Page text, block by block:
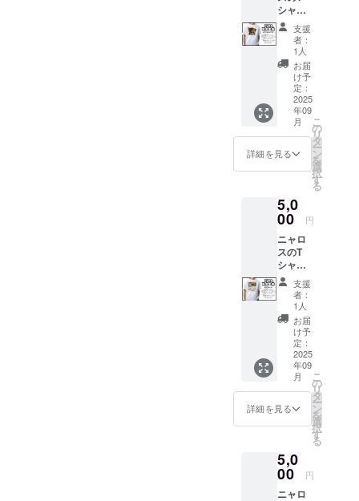
びを届けて
います。
保護猫活動
と食の取り
組み、その
両輪を大切
にしなが
ら、安心し
て暮らせる
誰かの心を
癒す一皿を
これからも
形にしてい
きます。
ジタル
写真
（ダウ
ンロー
ド形
式） お
届け方
法：
メール
または
LINEに
てお送
援者限
定の、
とって
おきの
猫たち
の日常
写真を
厳選！
「あり
がと
う」の
気持ち
を、猫
たちの
表情に
込め
て。
え、本
当にあ
シャツ
で、さ
りげな
く猫支
援。 愛
猫「ル
ンちゃ
ん（生
後2週間
頃）」
の写真
を使っ
たオリ
シャツ
です。
グッズ
として
楽しみ
なが
ら、売
上は猫
たちの
生活費
や保護
活動資
金に使
わせて
いただ
きま
す。 サ
イズ：S
ニセッ
クス）
素材：
綿100％
支援
者：
1人
お届
け予
定：
2025
年09
月
詳細を見る
こ
の
リ
タ
ー
ン
を
選
択
す
る
5,0
00 円
ニャロ
スのT
シャツ
で、さ
りげな
く猫支
援。 愛
猫「3兄
弟（生
後2週間
頃）」
の写真
を使っ
たオリ
ジナルT
です。
グッズ
として
楽しみ
支援
者：
1人
お届
け予
定：
2025
年09
月
詳細を見る
こ
の
リ
タ
ー
ン
を
選
択
す
る
5,0
00 円
ニャロ